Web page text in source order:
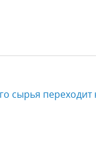
по погребению
сырья переходит